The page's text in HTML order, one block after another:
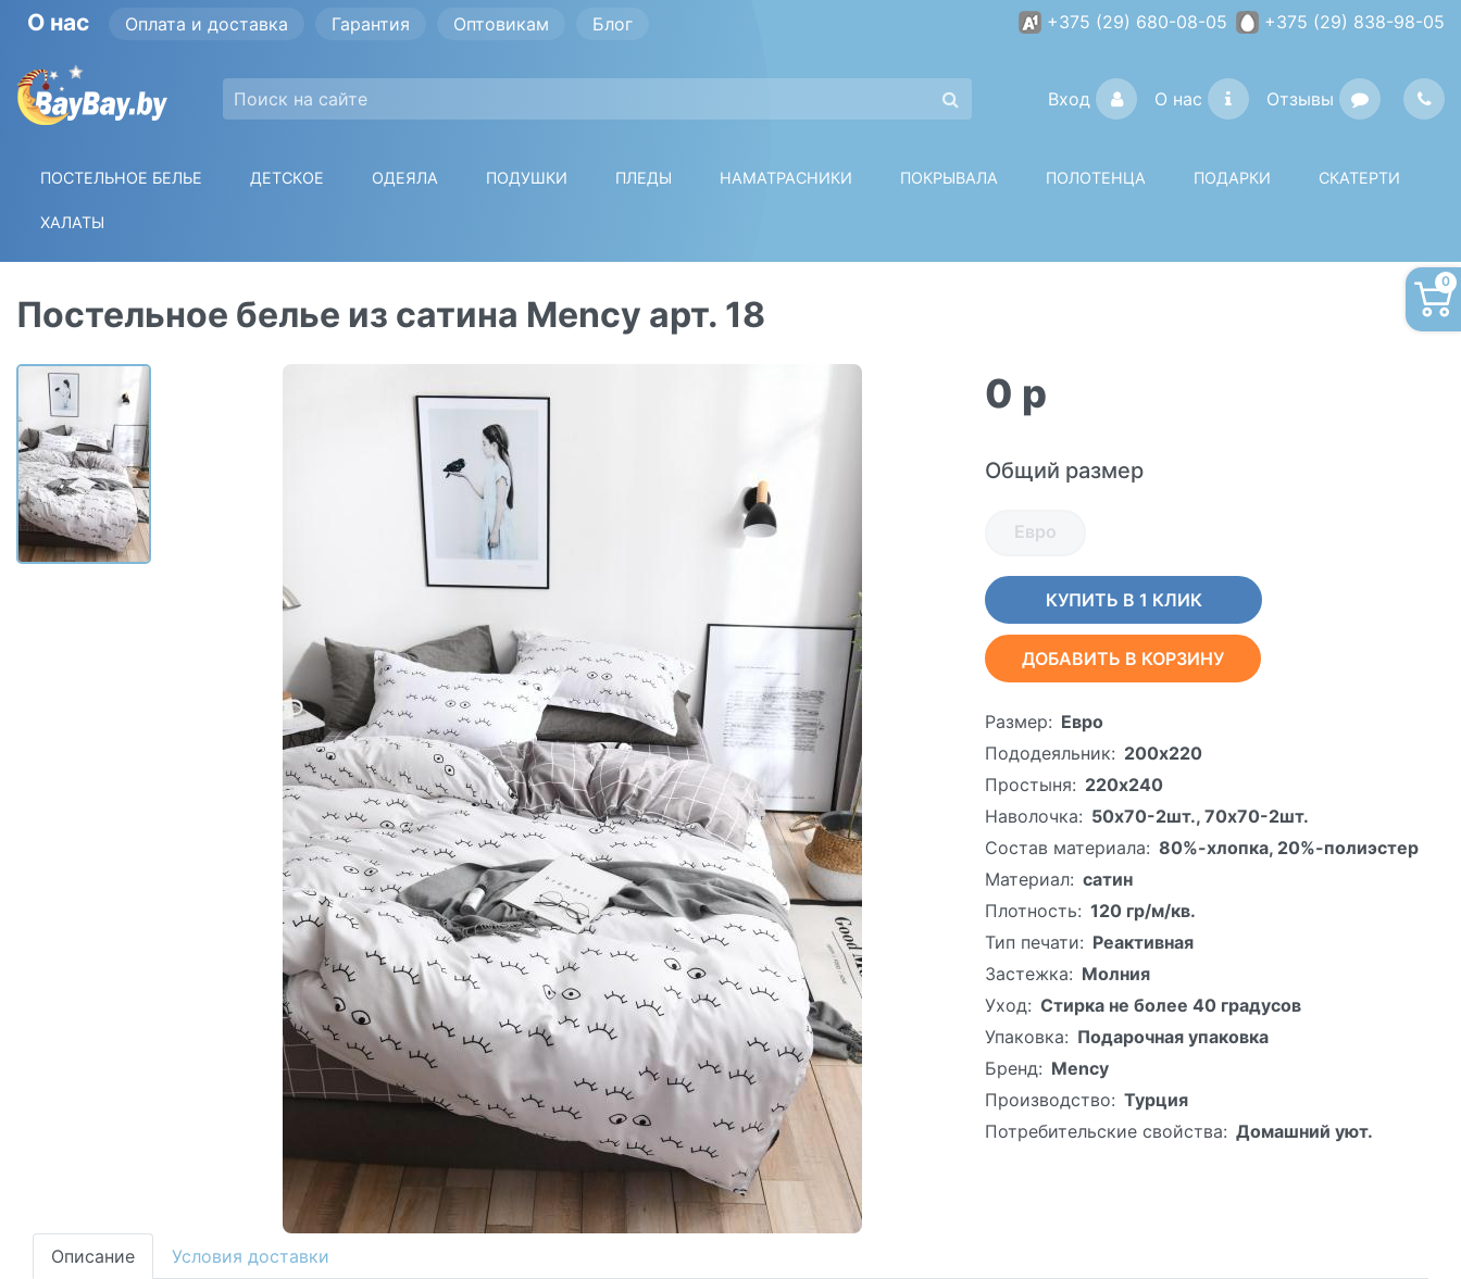
О нас Оплата и доставка Гарантия Оптовикам Блог +375 (29) 680-08-05 +375 (29) 838-98-05
Вход О нас Отзывы
0
ПОСТЕЛЬНОЕ БЕЛЬЕ ДЕТСКОЕ ОДЕЯЛА ПОДУШКИ ПЛЕДЫ НАМАТРАСНИКИ ПОКРЫВАЛА ПОЛОТЕНЦА ПОДАРКИ СКАТЕРТИ
ХАЛАТЫ
Постельное белье из сатина Mency арт. 18
0 p
Общий размер
Евро
КУПИТЬ В 1 КЛИК
ДОБАВИТЬ В КОРЗИНУ
Размер: Евро
Пододеяльник: 200х220
Простыня: 220х240
Наволочка: 50х70-2шт., 70х70-2шт.
Состав материала: 80%-хлопка, 20%-полиэстер
Материал: сатин
Плотность: 120 гр/м/кв.
Тип печати: Реактивная
Застежка: Молния
Уход: Стирка не более 40 градусов
Упаковка: Подарочная упаковка
Бренд: Mency
Производство: Турция
Потребительские свойства: Домашний уют.
Описание Условия доставки